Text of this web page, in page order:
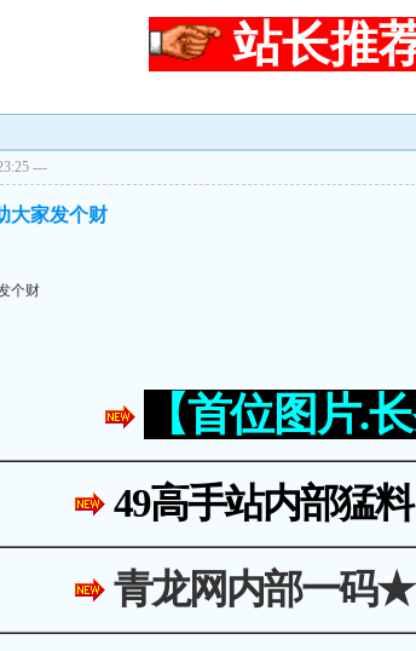
站长推
---
大家发个财
个财
【首位图片.
49高手站内部猛
青龙网内部一码